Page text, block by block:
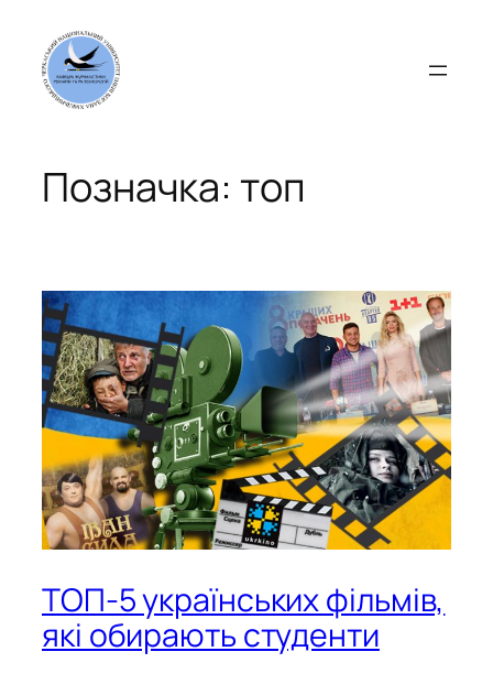
вмісту
Позначка: топ
ТОП-5 українських фільмів,
які обирають студенти